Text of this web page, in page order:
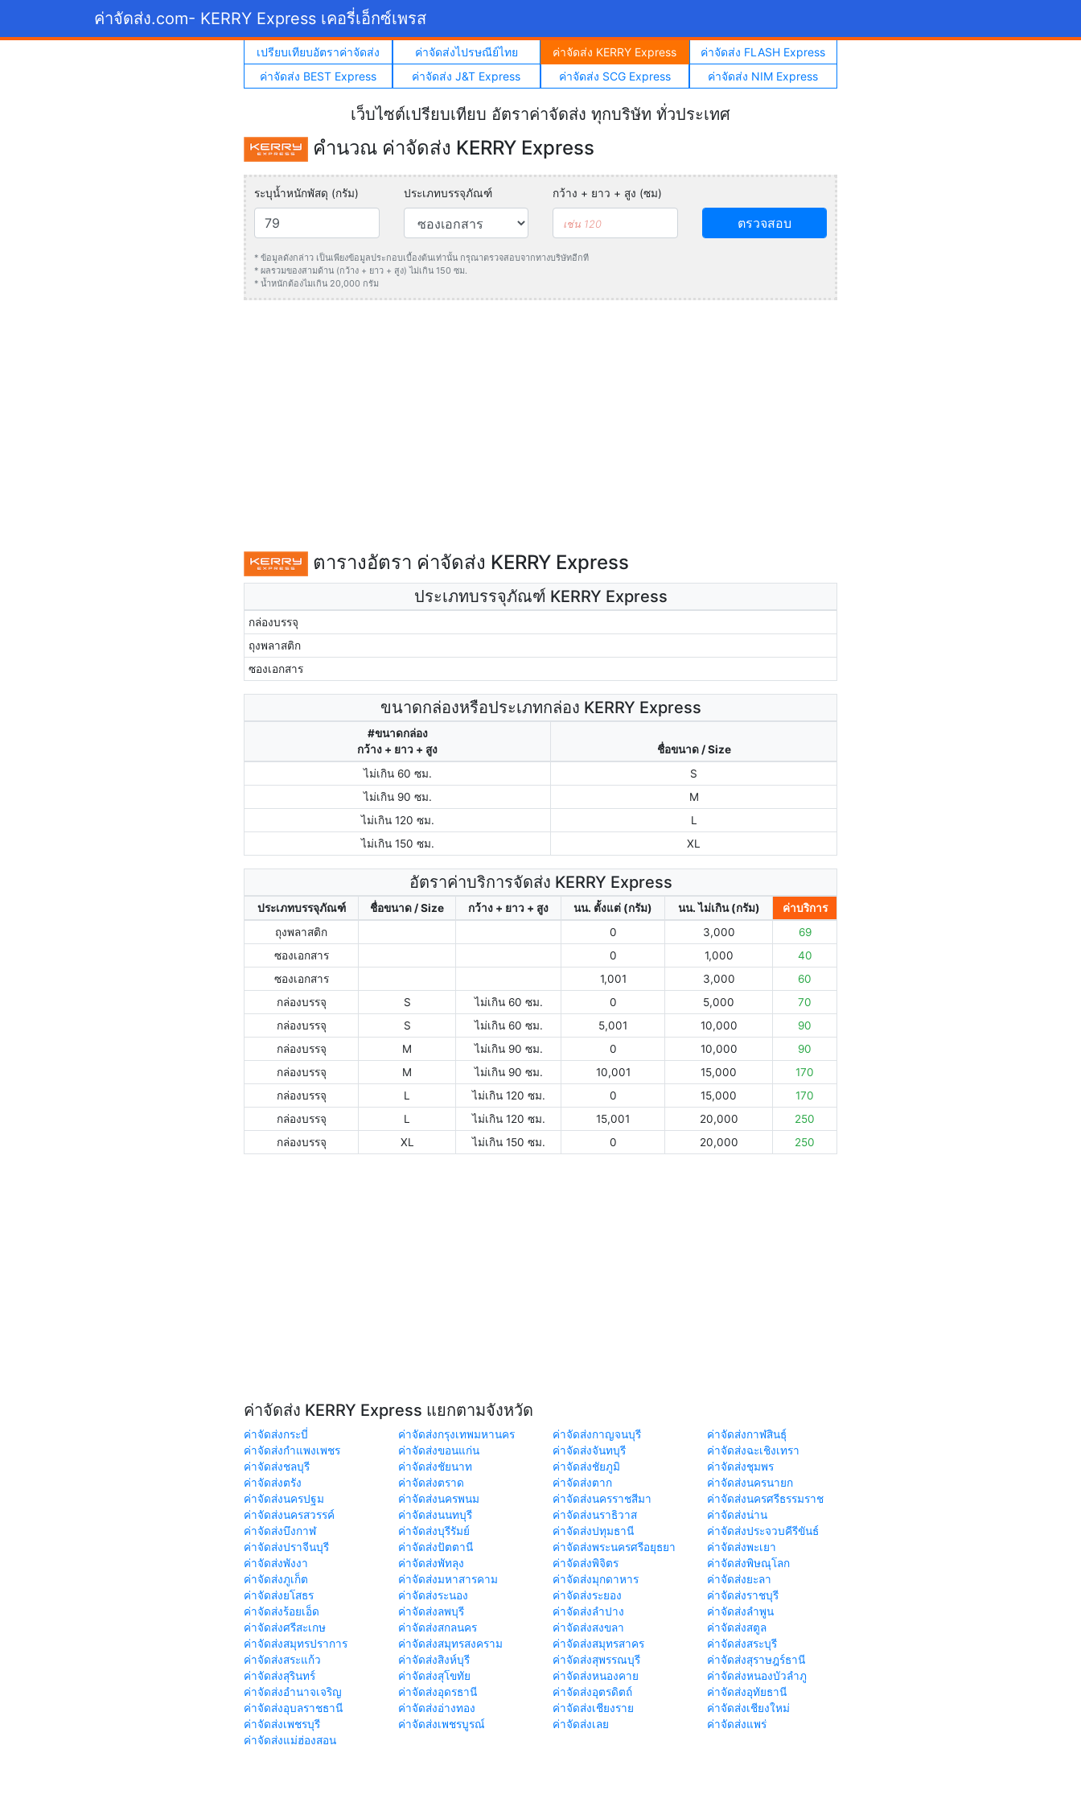
ค่าจัดส่ง.com- KERRY Express เคอรี่เอ็กซ์เพรส
เปรียบเทียบอัตราค่าจัดส่ง ค่าจัดส่งไปรษณีย์ไทย ค่าจัดส่ง KERRY Express
ค่าจัดส่ง FLASH Express
ค่าจัดส่ง BEST Express
ค่าจัดส่ง J&T Express ค่าจัดส่ง SCG Express ค่าจัดส่ง NIM Express
เว็บไซต์เปรียบเทียบ อัตราค่าจัดส่ง ทุกบริษัท ทั่วประเทศ
คำนวณ ค่าจัดส่ง KERRY Express
ระบุน้ำหนักพัสดุ (กรัม) ประเภทบรรจุภัณฑ์ กว้าง + ยาว + สูง (ซม)
ตรวจสอบ
* ข้อมูลดังกล่าว เป็นเพียงข้อมูลประกอบเบื้องต้นเท่านั้น กรุณาตรวจสอบจากทางบริษัทอีกที
* ผลรวมของสามด้าน (กว้าง + ยาว + สูง) ไม่เกิน 150 ซม.
* น้ำหนักต้องไมเกิน 20,000 กรัม
ตารางอัตรา ค่าจัดส่ง KERRY Express
ประเภทบรรจุภัณฑ์ KERRY Express
กล่องบรรจุ
ถุงพลาสติก
ซองเอกสาร
ขนาดกล่องหรือประเภทกล่อง KERRY Express
#ขนาดกล่อง
กว้าง + ยาว + สูง
ชื่อขนาด / Size
ไม่เกิน 60 ซม.
S
ไม่เกิน 90 ซม.
M
ไม่เกิน 120 ซม.
L
ไม่เกิน 150 ซม.
XL
อัตราค่าบริการจัดส่ง KERRY Express
ประเภทบรรจุภัณฑ์ ชื่อขนาด / Size กว้าง + ยาว + สูง นน. ตั้งแต่ (กรัม) นน. ไม่เกิน (กรัม)
ค่าบริการ
ถุงพลาสติก
0 3,000
69
ซองเอกสาร
0 1,000
40
ซองเอกสาร
1,001 3,000
60
กล่องบรรจุ
S ไม่เกิน 60 ซม. 0 5,000
70
กล่องบรรจุ
S ไม่เกิน 60 ซม. 5,001 10,000
90
กล่องบรรจุ
M ไม่เกิน 90 ซม. 0 10,000
90
กล่องบรรจุ
M ไม่เกิน 90 ซม. 10,001 15,000
170
กล่องบรรจุ
L ไม่เกิน 120 ซม. 0 15,000
170
กล่องบรรจุ
L ไม่เกิน 120 ซม. 15,001 20,000
250
กล่องบรรจุ
XL ไม่เกิน 150 ซม. 0 20,000 250
ค่าจัดส่ง KERRY Express แยกตามจังหวัด
ค่าจัดส่งกระบี่ ค่าจัดส่งกรุงเทพมหานคร ค่าจัดส่งกาญจนบุรี
ค่าจัดส่งกาฬสินธุ์
ค่าจัดส่งกำแพงเพชร
ค่าจัดส่งขอนแก่น ค่าจัดส่งจันทบุรี
ค่าจัดส่งฉะเชิงเทรา
ค่าจัดส่งชลบุรี
ค่าจัดส่งชัยนาท ค่าจัดส่งชัยภูมิ
ค่าจัดส่งชุมพร
ค่าจัดส่งตรัง
ค่าจัดส่งตราด ค่าจัดส่งตาก
ค่าจัดส่งนครนายก
ค่าจัดส่งนครปฐม
ค่าจัดส่งนครพนม ค่าจัดส่งนครราชสีมา
ค่าจัดส่งนครศรีธรรมราช
ค่าจัดส่งนครสวรรค์
ค่าจัดส่งนนทบุรี ค่าจัดส่งนราธิวาส
ค่าจัดส่งน่าน
ค่าจัดส่งบึงกาฬ
ค่าจัดส่งบุรีรัมย์ ค่าจัดส่งปทุมธานี
ค่าจัดส่งประจวบคีรีขันธ์
ค่าจัดส่งปราจีนบุรี
ค่าจัดส่งปัตตานี ค่าจัดส่งพระนครศรีอยุธยา
ค่าจัดส่งพะเยา
ค่าจัดส่งพังงา
ค่าจัดส่งพัทลุง ค่าจัดส่งพิจิตร
ค่าจัดส่งพิษณุโลก
ค่าจัดส่งภูเก็ต
ค่าจัดส่งมหาสารคาม ค่าจัดส่งมุกดาหาร
ค่าจัดส่งยะลา
ค่าจัดส่งยโสธร
ค่าจัดส่งระนอง ค่าจัดส่งระยอง
ค่าจัดส่งราชบุรี
ค่าจัดส่งร้อยเอ็ด
ค่าจัดส่งลพบุรี ค่าจัดส่งลำปาง
ค่าจัดส่งลำพูน
ค่าจัดส่งศรีสะเกษ
ค่าจัดส่งสกลนคร ค่าจัดส่งสงขลา
ค่าจัดส่งสตูล
ค่าจัดส่งสมุทรปราการ
ค่าจัดส่งสมุทรสงคราม ค่าจัดส่งสมุทรสาคร
ค่าจัดส่งสระบุรี
ค่าจัดส่งสระแก้ว
ค่าจัดส่งสิงห์บุรี ค่าจัดส่งสุพรรณบุรี
ค่าจัดส่งสุราษฎร์ธานี
ค่าจัดส่งสุรินทร์
ค่าจัดส่งสุโขทัย ค่าจัดส่งหนองคาย
ค่าจัดส่งหนองบัวลำภู
ค่าจัดส่งอำนาจเจริญ
ค่าจัดส่งอุดรธานี ค่าจัดส่งอุตรดิตถ์
ค่าจัดส่งอุทัยธานี
ค่าจัดส่งอุบลราชธานี
ค่าจัดส่งอ่างทอง ค่าจัดส่งเชียงราย
ค่าจัดส่งเชียงใหม่
ค่าจัดส่งเพชรบุรี
ค่าจัดส่งเพชรบูรณ์ ค่าจัดส่งเลย
ค่าจัดส่งแพร่
ค่าจัดส่งแม่ฮ่องสอน